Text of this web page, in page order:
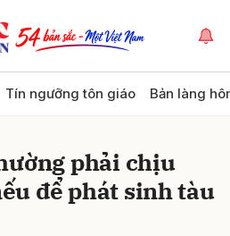
Tín ngưỡng tôn giáo Bản làng
phải chịu
để phát sinh tàu